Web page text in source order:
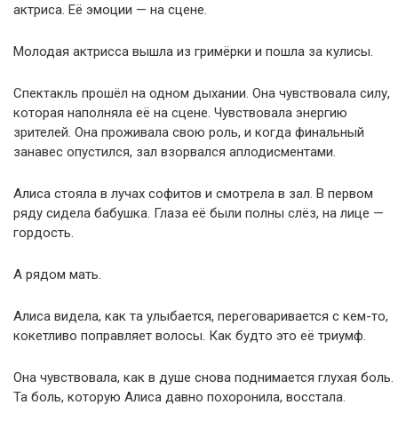
актриса. Её эмоции — на сцене.
Молодая актрисса вышла из гримёрки и пошла за кулисы.
Спектакль прошёл на одном дыхании. Она чувствовала силу,
которая наполняла её на сцене. Чувствовала энергию
зрителей. Она проживала свою роль, и когда финальный
занавес опустился, зал взорвался аплодисментами.
Алиса стояла в лучах софитов и смотрела в зал. В первом
ряду сидела бабушка. Глаза её были полны слёз, на лице —
гордость.
А рядом мать.
Алиса видела, как та улыбается, переговаривается с кем-то,
кокетливо поправляет волосы. Как будто это её триумф.
Она чувствовала, как в душе снова поднимается глухая боль.
Та боль, которую Алиса давно похоронила, восстала.